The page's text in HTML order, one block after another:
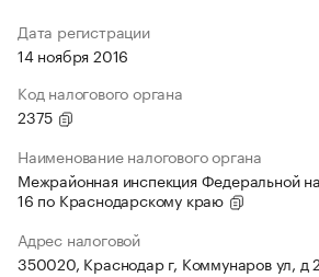
Дата регистрации
14 ноября 2016
Код налогового органа
2375
Наименование налогового органа
Межрайонная инспекция Федеральной
16 по Краснодарскому краю
Адрес налоговой
350020, Краснодар г, Коммунаров ул, д